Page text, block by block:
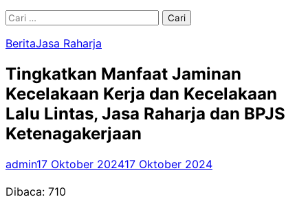
Cari
BeritaJasa Raharja
Tingkatkan Manfaat Jaminan
Kecelakaan Kerja dan Kecelakaan
Lalu Lintas, Jasa Raharja dan BPJS
Ketenagakerjaan
admin17 Oktober 202417 Oktober 2024
Dibaca: 710